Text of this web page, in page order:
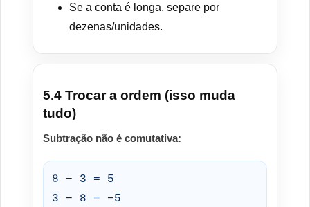
Se a conta é longa, separe por
dezenas/unidades.
5.4 Trocar a ordem (isso muda
tudo)
Subtração não é comutativa:
8 − 3 = 5
3 − 8 = −5